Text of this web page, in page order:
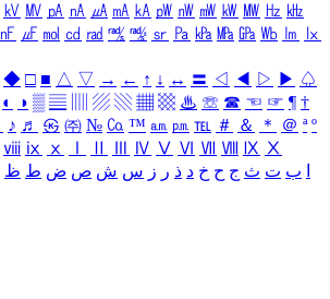
㎸ ㎹ ㎀ ㎁ ㎂ ㎃ ㎄ ㎺ ㎻ ㎽ ㎾ ㎿ ㎐ ㎑
㎋ ㎌ ㏖ ㏅ ㎭ ㎮ ㎯ ㏛ ㎩ ㎪ ㎫ ㎬ ㏝ ㏐
㏓
◆ □ ■ △ ▽ → ← ↑ ↓ ↔ 〓 ◁ ◀ ▷ ▶ ♤
◐ ◑ ▒ ▤ ▨ ▧ ▦ ▩ ♨ ☏ ☎ ☜ ☞ ¶ †
♪ ♬ ㉿ ㈜ № ㏇ ™ ㏂ ㏘ ℡ ＃ ＆ ＊ ＠ ª º
ⅷ ⅸ ⅹ Ⅳ Ⅴ Ⅵ Ⅶ Ⅷ Ⅸ Ⅹ
ب ت ث ج ح خ د ذ ر ز س ش ص ض ط ظ